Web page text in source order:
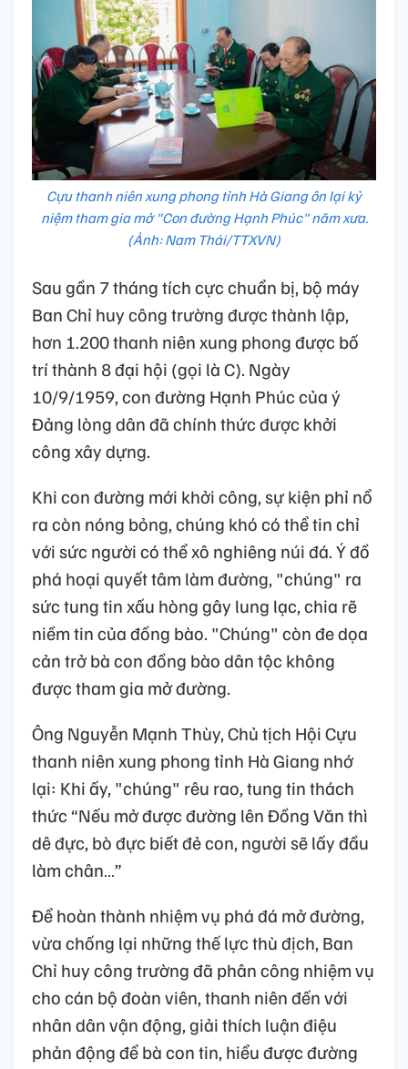
Cựu thanh niên xung phong tỉnh Hà Giang ôn lại kỷ
niệm tham gia mở "Con đường Hạnh Phúc" năm xưa.
(Ảnh: Nam Thái/TTXVN)
Sau gần 7 tháng tích cực chuẩn bị, bộ máy
Ban Chỉ huy công trường được thành lập,
hơn 1.200 thanh niên xung phong được bố
trí thành 8 đại hội (gọi là C). Ngày
10/9/1959, con đường Hạnh Phúc của ý
Đảng lòng dân đã chính thức được khởi
công xây dựng.
Khi con đường mới khởi công, sự kiện phỉ nổ
ra còn nóng bỏng, chúng khó có thể tin chỉ
với sức người có thể xô nghiêng núi đá. Ý đồ
phá hoại quyết tâm làm đường, "chúng" ra
sức tung tin xấu hòng gây lung lạc, chia rẽ
niềm tin của đồng bào. "Chúng" còn đe dọa
cản trở bà con đồng bào dân tộc không
được tham gia mở đường.
Ông Nguyễn Mạnh Thùy, Chủ tịch Hội Cựu
thanh niên xung phong tỉnh Hà Giang nhớ
lại: Khi ấy, "chúng" rêu rao, tung tin thách
thức “Nếu mở được đường lên Đồng Văn thì
dê đực, bò đực biết đẻ con, người sẽ lấy đầu
làm chân…”
Để hoàn thành nhiệm vụ phá đá mở đường,
vừa chống lại những thế lực thù địch, Ban
Chỉ huy công trường đã phân công nhiệm vụ
cho cán bộ đoàn viên, thanh niên đến với
nhân dân vận động, giải thích luận điệu
phản động để bà con tin, hiểu được đường